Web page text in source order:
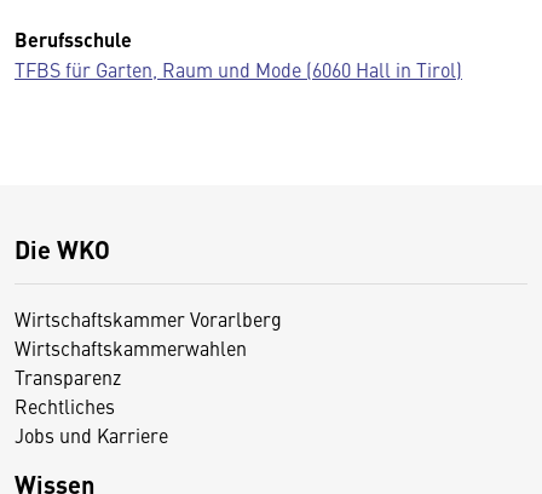
Berufsschule
TFBS für Garten, Raum und Mode (6060 Hall in Tirol)
Die WKO
Wirtschaftskammer Vorarlberg
Wirtschaftskammerwahlen
Transparenz
Rechtliches
Jobs und Karriere
Wissen